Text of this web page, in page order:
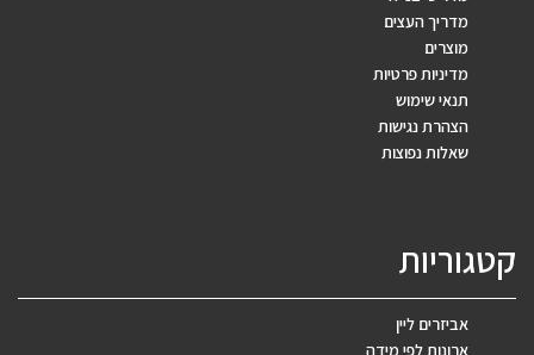
מדריך העצים
מוצרים
מדיניות פרטיות
תנאי שימוש
הצהרת נגישות
שאלות נפוצות
קטגוריות
אביזרים ליין